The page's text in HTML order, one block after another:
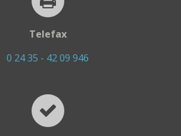
Telefax
0 24 35 - 42 09 946